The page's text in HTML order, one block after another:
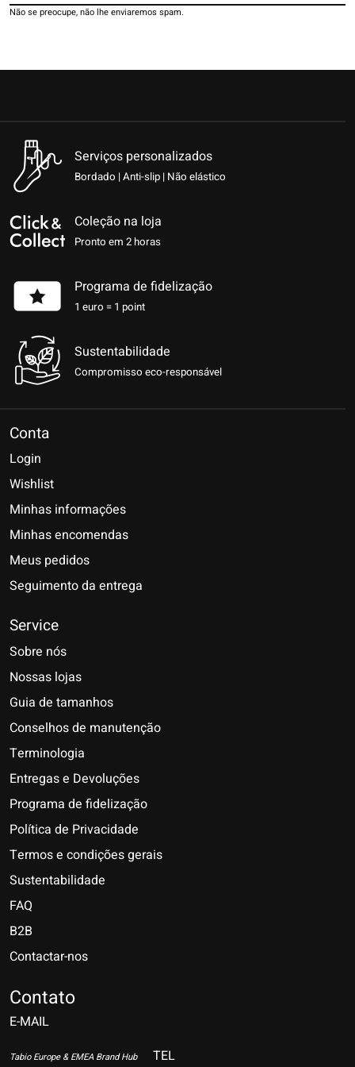
Não se preocupe, não lhe enviaremos spam.
Serviços personalizados
Bordado | Anti-slip | Não elástico
Coleção na loja
Pronto em 2 horas
Programa de fidelização
1 euro = 1 point
Sustentabilidade
Compromisso eco-responsável
Conta
Login
Wishlist
Minhas informações
Minhas encomendas
Meus pedidos
Seguimento da entrega
Service
Sobre nós
Nossas lojas
Guia de tamanhos
Conselhos de manutenção
Terminologia
Entregas e Devoluções
Programa de fidelização
Política de Privacidade
Termos e condições gerais
Sustentabilidade
FAQ
B2B
Contactar-nos
Contato
E-MAIL
Tabio Europe & EMEA Brand Hub
TEL